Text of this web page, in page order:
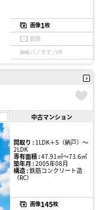
画像1枚
動画
パノラマ / VR
中古マンション
間取り :1LDK＋S（納戸）〜
2LDK
専有面積 :47.91㎡〜73.6㎡
築年月 :2005年08月
構造 :鉄筋コンクリート造
（RC）
画像145枚